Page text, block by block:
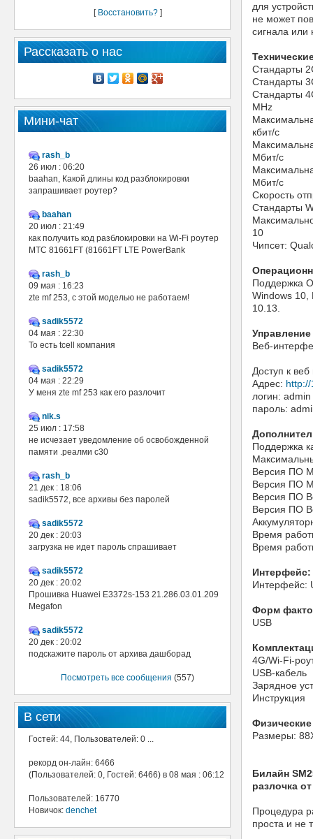
[ Восстановить?]
Рассказать о нас
Мини-чат
rash_b
26 июл : 06:20
baahan, Какой длины код разблокировки
запрашивает роутер?
baahan
20 июл : 21:49
как получить код разблокировки на Wi-Fi роутер
МТС 81661FT (81661FT LTE PowerBank
rash_b
09 мая : 16:23
zte mf 253, с этой моделью не работаем!
sadik5572
04 мая : 22:30
То есть tcell компания
sadik5572
04 мая : 22:29
У меня zte mf 253 как его разлочит
nik.s
25 июл : 17:58
не исчезает уведомление об освобожденной
памяти .реалми с30
rash_b
21 дек : 18:06
sadik5572, все архивы без паролей
sadik5572
20 дек : 20:03
загрузка не идет пароль спрашивает
sadik5572
20 дек : 20:02
Прошивка Huawei E3372s-153 21.286.03.01.209
Megafon
sadik5572
20 дек : 20:02
подскажите пароль от архива дашборад
Посмотреть все сообщения (557)
В сети
Гостей: 44, Пользователей: 0 ...
рекорд он-лайн: 6466
(Пользователей: 0, Гостей: 6466) в 08 мая : 06:12
Пользователей: 16770
Новичок: denchet
для
не может
сигнала или
Стандарты
Стандарты
Стандарты
МНz
кбит/с
Мбит/с
Мбит/с
Скорость
Стандарты
10
Чипсет:
Поддержка
Windows 10,
10.13.
Веб-
Доступ к
Адрес:
логин: admin
пароль:
Поддержка
Версия ПО
Версия ПО
Версия ПО
Версия ПО
Время
Время
Интерфейс:
Интерфейс:
Форм
USB
4G/Wi-Fi-
USB-кабель
Зарядное
Инструкция
Размеры:
Билайн
разлочка
Процедура
проста и не